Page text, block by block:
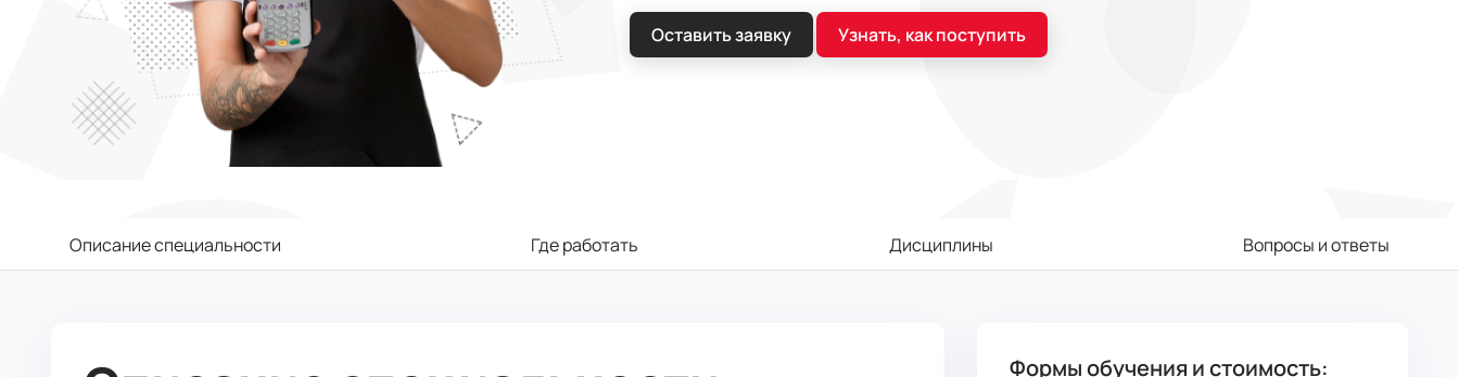
Оставить заявку Узнать, как поступить
Описание специальности Где работать Дисциплины Вопросы и ответы
Формы обучения и стоимость: